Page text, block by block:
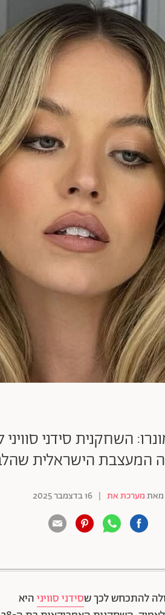
השחקנית סידני
הישראלית
מאתמערכת את | 16 בדצמבר 2025
להתכחש לכך שסידני סוויניהיא